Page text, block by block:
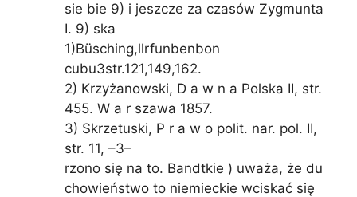
sie bie 9) i jeszcze za czasów Zygmunta
I. 9) ska
1)Büsching,llrfunbenbon
cubu3str.121,149,162.
2) Krzyżanowski, D a w n a Polska II, str.
455. W a r szawa 1857.
3) Skrzetuski, P r a w o polit. nar. pol. II,
str. 11, –3–
rzono się na to. Bandtkie ) uważa, że du
chowieństwo to niemieckie wciskać się